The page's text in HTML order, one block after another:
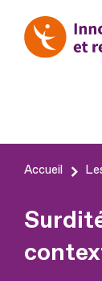
Aller
contenu
Accueil